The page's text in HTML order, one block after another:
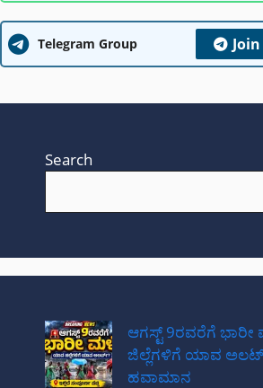
Telegram Group
Search
ಆಗಸ್ಟ್ 9ರವರೆಗೆ
ಜಿಲ್ಲೆಗಳಿಗೆ ಯಾವ
ಹವಾಮಾನ